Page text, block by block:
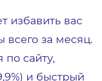
избавить вас
всего за месяц.
сайту,
и быстрый